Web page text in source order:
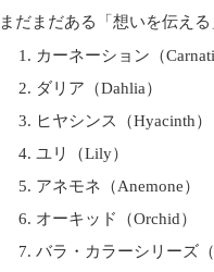
まだまだある「想いを伝え
1. カーネーション（
2. ダリア（Dahlia）
3. ヒヤシンス（Hyacinth）
4. ユリ（Lily）
5. アネモネ（Anemone）
6. オーキッド（Orchid）
7. バラ・カラーシリーズ（